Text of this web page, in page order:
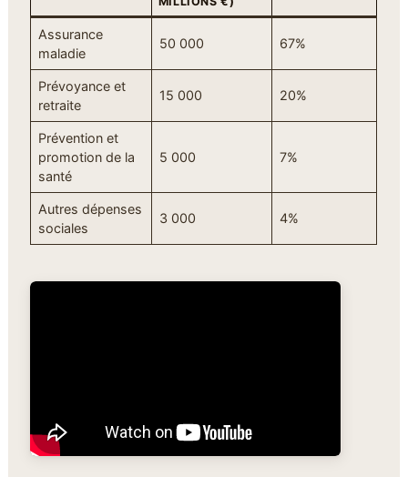
Assurance
maladie
50 000 67%
Prévoyance et
retraite
15 000 20%
Prévention et
promotion de la
santé
5 000 7%
Autres dépenses
sociales
3 000 4%